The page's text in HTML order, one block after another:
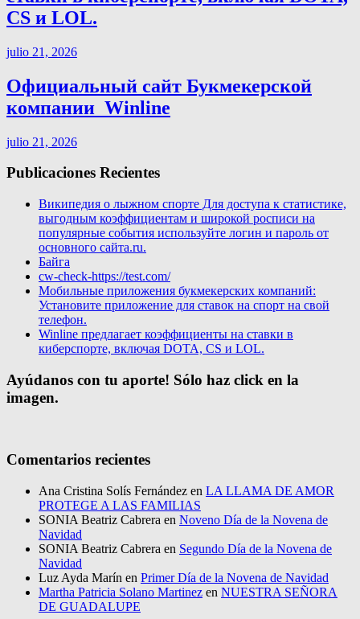
CS и LOL.
julio 21, 2026
Официальный сайт Букмекерской
компании ️ Winline
julio 21, 2026
Publicaciones Recientes
Википедия о лыжном спорте Для доступа к статистике,
выгодным коэффициентам и широкой росписи на
популярные события используйте логин и пароль от
основного сайта.ru.
Байга
cw-check-https://test.com/
Мобильные приложения букмекерских компаний:
Установите приложение для ставок на спорт на свой
телефон.
Winline предлагает коэффициенты на ставки в
киберспорте, включая DOTA, CS и LOL.
Ayúdanos con tu aporte! Sólo haz click en la
imagen.
Comentarios recientes
Ana Cristina Solís Fernández en LA LLAMA DE AMOR
PROTEGE A LAS FAMILIAS
SONIA Beatriz Cabrera en Noveno Día de la Novena de
Navidad
SONIA Beatriz Cabrera en Segundo Día de la Novena de
Navidad
Luz Ayda Marín en Primer Día de la Novena de Navidad
Martha Patricia Solano Martinez en NUESTRA SEÑORA
DE GUADALUPE